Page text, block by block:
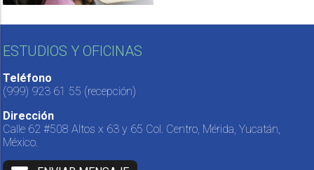
ESTUDIOS Y OFICINAS
Teléfono
(999) 923 61 55 (recepción)
Dirección
Calle 62 #508 Altos x 63 y 65 Col. Centro, Mérida, Yucatán,
México.